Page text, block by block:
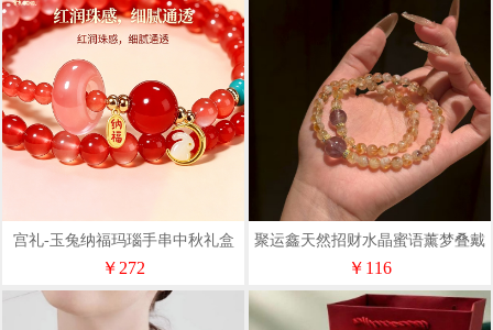
宫礼-玉兔纳福玛瑙手串中秋礼盒
￥272
聚运鑫天然招财水晶蜜语薰梦叠戴
手串
￥116